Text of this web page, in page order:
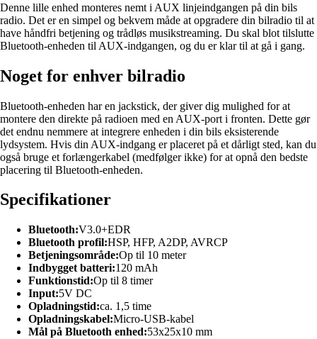
Denne lille enhed monteres nemt i AUX linjeindgangen på din bils
radio. Det er en simpel og bekvem måde at opgradere din bilradio til at
have håndfri betjening og trådløs musikstreaming. Du skal blot tilslutte
Bluetooth-enheden til AUX-indgangen, og du er klar til at gå i gang.
Noget for enhver bilradio
Bluetooth-enheden har en jackstick, der giver dig mulighed for at
montere den direkte på radioen med en AUX-port i fronten. Dette gør
det endnu nemmere at integrere enheden i din bils eksisterende
lydsystem. Hvis din AUX-indgang er placeret på et dårligt sted, kan du
også bruge et forlængerkabel (medfølger ikke) for at opnå den bedste
placering til Bluetooth-enheden.
Specifikationer
Bluetooth:V3.0+EDR
Bluetooth profil:HSP, HFP, A2DP, AVRCP
Betjeningsområde:Op til 10 meter
Indbygget batteri:120 mAh
Funktionstid:Op til 8 timer
Input:5V DC
Opladningstid:ca. 1,5 time
Opladningskabel:Micro-USB-kabel
Mål på Bluetooth enhed:53x25x10 mm